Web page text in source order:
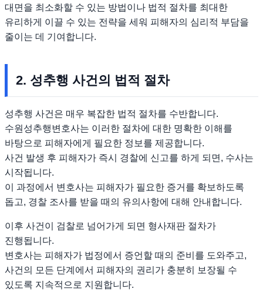
대면을 최소화할 수 있는 방법이나 법적 절차를 최대한
유리하게 이끌 수 있는 전략을 세워 피해자의 심리적 부담을
줄이는 데 기여합니다.
2. 성추행 사건의 법적 절차
성추행 사건은 매우 복잡한 법적 절차를 수반합니다.
수원성추행변호사는 이러한 절차에 대한 명확한 이해를
바탕으로 피해자에게 필요한 정보를 제공합니다.
사건 발생 후 피해자가 즉시 경찰에 신고를 하게 되면, 수사는
시작됩니다.
이 과정에서 변호사는 피해자가 필요한 증거를 확보하도록
돕고, 경찰 조사를 받을 때의 유의사항에 대해 안내합니다.
이후 사건이 검찰로 넘어가게 되면 형사재판 절차가
진행됩니다.
변호사는 피해자가 법정에서 증언할 때의 준비를 도와주고,
사건의 모든 단계에서 피해자의 권리가 충분히 보장될 수
있도록 지속적으로 지원합니다.